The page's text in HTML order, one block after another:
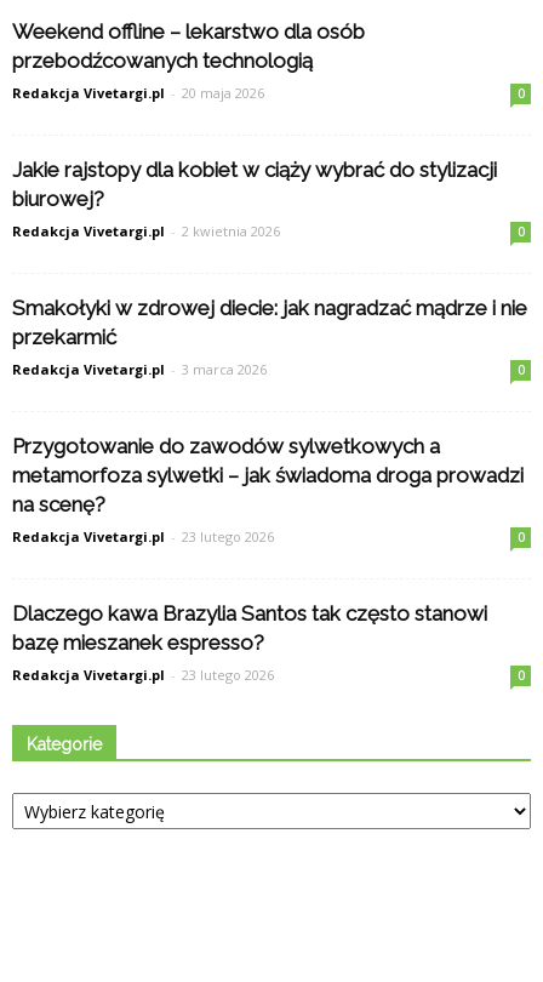
Weekend offline – lekarstwo dla osób
przebodźcowanych technologią
Redakcja Vivetargi.pl - 20 maja 2026 0
Jakie rajstopy dla kobiet w ciąży wybrać do stylizacji
biurowej?
Redakcja Vivetargi.pl - 2 kwietnia 2026 0
Smakołyki w zdrowej diecie: jak nagradzać mądrze i nie
przekarmić
Redakcja Vivetargi.pl - 3 marca 2026 0
Przygotowanie do zawodów sylwetkowych a
metamorfoza sylwetki – jak świadoma droga prowadzi
na scenę?
Redakcja Vivetargi.pl - 23 lutego 2026 0
Dlaczego kawa Brazylia Santos tak często stanowi
bazę mieszanek espresso?
Redakcja Vivetargi.pl - 23 lutego 2026 0
Kategorie
Kategorie